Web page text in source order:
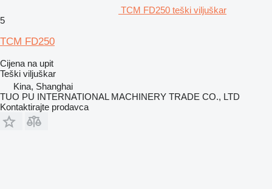
TCM FD250 teški viljuškar
5
TCM FD250
Cijena na upit
Teški viljuškar
Kina, Shanghai
TUO PU INTERNATIONAL MACHINERY TRADE CO., LTD
Kontaktirajte prodavca